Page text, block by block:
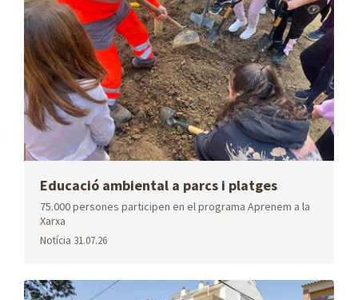
InfoPAE
Plans i
programes
Tribut
metropolità
Dades
Internacional
Educació ambiental a parcs i platges
75.000 persones participen en el programa Aprenem a la
Xarxa
Notícia 31.07.26